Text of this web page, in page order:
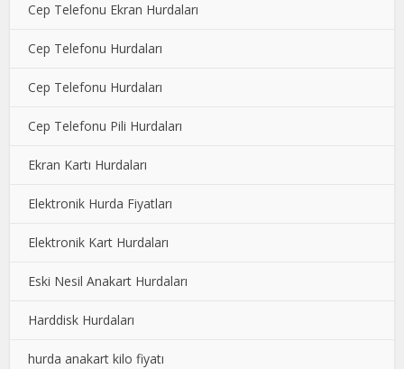
Cep Telefonu Ekran Hurdaları
Cep Telefonu Hurdaları
Cep Telefonu Hurdaları
Cep Telefonu Pili Hurdaları
Ekran Kartı Hurdaları
Elektronik Hurda Fiyatları
Elektronik Kart Hurdaları
Eski Nesil Anakart Hurdaları
Harddisk Hurdaları
hurda anakart kilo fiyatı